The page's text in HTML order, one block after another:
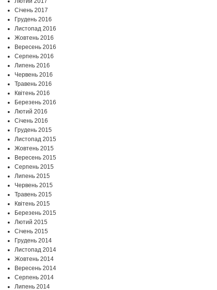
Січень 2017
Грудень 2016
Листопад 2016
Жовтень 2016
Вересень 2016
Серпень 2016
Липень 2016
Червень 2016
Травень 2016
Квітень 2016
Березень 2016
Лютий 2016
Січень 2016
Грудень 2015
Листопад 2015
Жовтень 2015
Вересень 2015
Серпень 2015
Липень 2015
Червень 2015
Травень 2015
Квітень 2015
Березень 2015
Лютий 2015
Січень 2015
Грудень 2014
Листопад 2014
Жовтень 2014
Вересень 2014
Серпень 2014
Липень 2014